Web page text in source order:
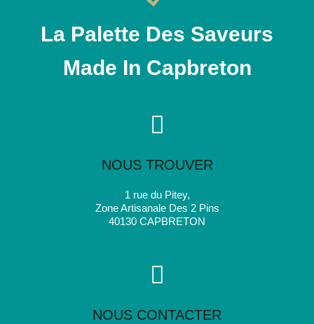
La Palette Des Saveurs
Made In Capbreton
NOUS TROUVER
1 rue du Pitey,
Zone Artisanale Des 2 Pins
40130 CAPBRETON
NOUS CONTACTER